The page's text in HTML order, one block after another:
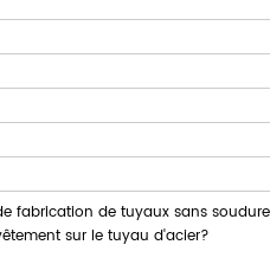
fabrication de tuyaux sans
sur le tuyau d'acier?